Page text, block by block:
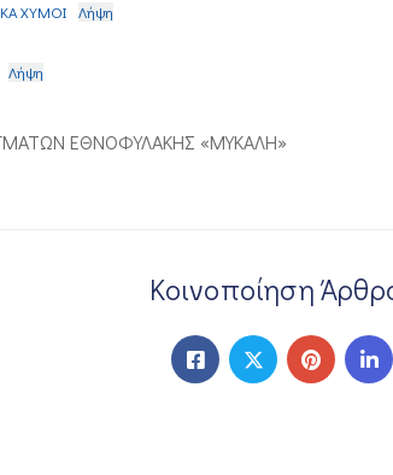
ΧΥΜΟΙ
Λήψη
Λήψη
ΕΘΝΟΦΥΛΑΚΗΣ «ΜΥΚΑΛΗ»
Κοινοποίηση